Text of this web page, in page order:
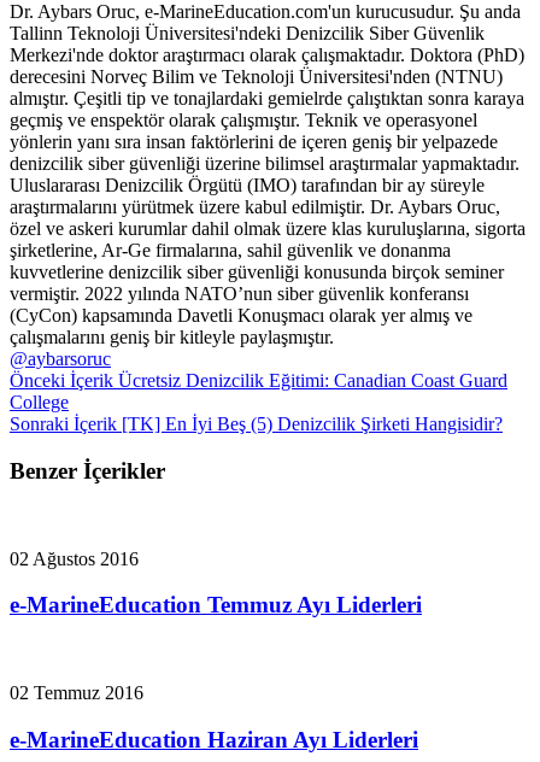
Dr. Aybars Oruc, e-MarineEducation.com'un kurucusudur. Şu anda
Tallinn Teknoloji Üniversitesi'ndeki Denizcilik Siber Güvenlik
Merkezi'nde doktor araştırmacı olarak çalışmaktadır. Doktora (PhD)
derecesini Norveç Bilim ve Teknoloji Üniversitesi'nden (NTNU)
almıştır. Çeşitli tip ve tonajlardaki gemielrde çalıştıktan sonra karaya
geçmiş ve enspektör olarak çalışmıştır. Teknik ve operasyonel
yönlerin yanı sıra insan faktörlerini de içeren geniş bir yelpazede
denizcilik siber güvenliği üzerine bilimsel araştırmalar yapmaktadır.
Uluslararası Denizcilik Örgütü (IMO) tarafından bir ay süreyle
araştırmalarını yürütmek üzere kabul edilmiştir. Dr. Aybars Oruc,
özel ve askeri kurumlar dahil olmak üzere klas kuruluşlarına, sigorta
şirketlerine, Ar-Ge firmalarına, sahil güvenlik ve donanma
kuvvetlerine denizcilik siber güvenliği konusunda birçok seminer
vermiştir. 2022 yılında NATO’nun siber güvenlik konferansı
(CyCon) kapsamında Davetli Konuşmacı olarak yer almış ve
çalışmalarını geniş bir kitleyle paylaşmıştır.
@aybarsoruc
Önceki İçerik Ücretsiz Denizcilik Eğitimi: Canadian Coast Guard
College
Sonraki İçerik [TK] En İyi Beş (5) Denizcilik Şirketi Hangisidir?
Benzer İçerikler
02 Ağustos 2016
e-MarineEducation Temmuz Ayı Liderleri
02 Temmuz 2016
e-MarineEducation Haziran Ayı Liderleri